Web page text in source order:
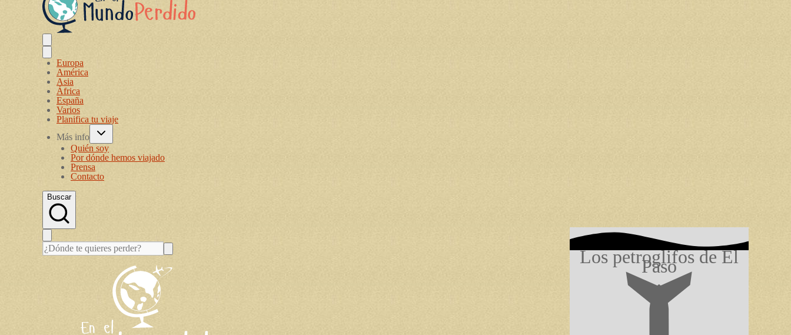
Europa
América
Asia
África
España
Varios
Planifica tu viaje
Más info
Quién soy
Por dónde hemos viajado
Prensa
Contacto
Buscar
Los petroglifos de El
Paso